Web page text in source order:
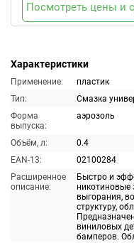
Характеристики
Применение:
пластик
Тип:
Смазка
Форма
выпуска:
аэрозоль
Объём, л:
0.4
EAN-13:
02100284
Расширенное
описание:
Быстро и
никотиновые
выгорания,
структуру,
виниловых
бамперов.
Посмотреть цены и